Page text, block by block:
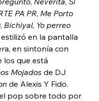
PA PR, Me Porto
, Bichiyal, Yo perreo
en la pantalla
en sintonía con
los que está
Mojados de DJ
de Alexis Y Fido.
pop sobre todo por